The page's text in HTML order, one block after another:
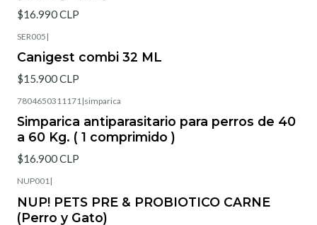
$16.990 CLP
SER005 |
Canigest combi 32 ML
$15.900 CLP
7804650311171|simparica
Simparica antiparasitario para perros de 40
a 60 Kg. ( 1 comprimido )
$16.900 CLP
NUP001|
NUP! PETS PRE & PROBIOTICO CARNE
(Perro y Gato)